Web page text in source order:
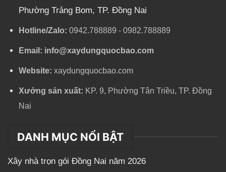
Phường Trảng Bom, TP. Đồng Nai
Hotline/Zalo: 0942.788889 - 0982.788889
Email: info@xaydungquocbao.com
Website: xaydungquocbao.com
Xưởng sản xuất: KP. 9, Phường Tân Triều, TP. Đồng
Nai
DANH MỤC NỔI BẬT
Xây nhà trọn gói Đồng Nai năm 2026